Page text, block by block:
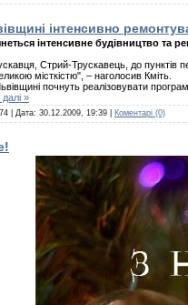
інтенсивно
інтенсивне будівництво та
Стрий-Трускавець, до
місткістю", – наголосив Кміть.
почнуть реалізовувати
»
| Дата: 30.12.2009, 19:39 Коментарі (0)